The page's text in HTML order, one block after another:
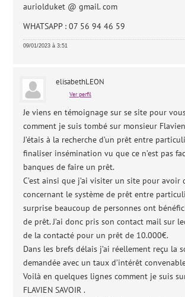
auriolduket @ gmail. com
WHATSAPP : 07 56 94 46 59
09/01/2023 à 3:51
elisabethLEON
Ver perfil
Je viens en témoignage sur se site pour
comment je suis tombé sur monsieur Flavien
J’étais à la recherche d’un prêt entre
finaliser insémination vu que ce n’est pas
banques de faire un prêt.
C’est ainsi que j’ai visiter un site pour avoir
concernant le système de prêt entre
surprise beaucoup de personnes ont
de prêt. J’ai donc pris son contact mail sur
de la contacté pour un prêt de 10.000€.
Dans les brefs délais j’ai réellement reçu la
demandée avec un taux d’intérêt
Voilà en quelques lignes comment je suis
FLAVIEN SAVOIR .